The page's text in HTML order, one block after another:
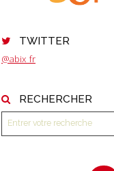
TWITTER
@abix_fr
RECHERCHER